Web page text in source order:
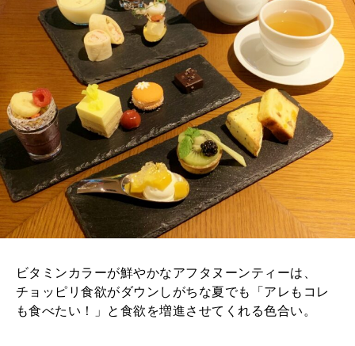
ビタミンカラーが鮮やかなアフタヌーンティーは、
チョッピリ食欲がダウンしがちな夏でも「アレもコレ
も食べたい！」と食欲を増進させてくれる色合い。